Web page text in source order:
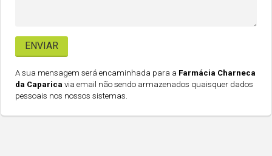
A sua mensagem será encaminhada para a Farmácia Charneca
da Caparica via email não sendo armazenados quaisquer dados
pessoais nos nossos sistemas.